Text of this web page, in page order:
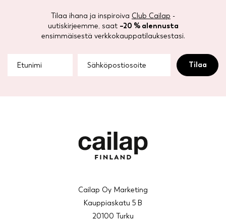
Tilaa ihana ja inspiroiva Club Cailap -
uutiskirjeemme, saat –20 % alennusta
ensimmäisestä verkkokauppatilauksestasi.
Cailap Oy Marketing
Kauppiaskatu 5 B
20100 Turku